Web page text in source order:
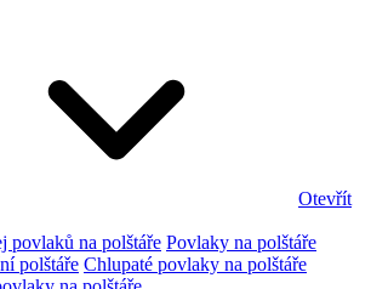
Otevřít
povlaků na polštáře Povlaky na polštáře
polštáře Chlupaté povlaky na polštáře